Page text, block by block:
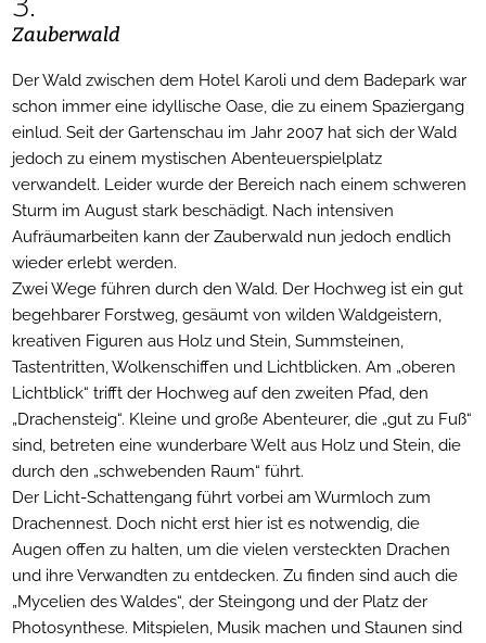
Zauberwald
Der Wald zwischen dem Hotel Karoli und dem Badepark war
schon immer eine idyllische Oase, die zu einem Spaziergang
einlud. Seit der Gartenschau im Jahr 2007 hat sich der Wald
jedoch zu einem mystischen Abenteuerspielplatz
verwandelt. Leider wurde der Bereich nach einem schweren
Sturm im August stark beschädigt. Nach intensiven
Aufräumarbeiten kann der Zauberwald nun jedoch endlich
wieder erlebt werden.
Zwei Wege führen durch den Wald. Der Hochweg ist ein gut
begehbarer Forstweg, gesäumt von wilden Waldgeistern,
kreativen Figuren aus Holz und Stein, Summsteinen,
Tastentritten, Wolkenschiffen und Lichtblicken. Am „oberen
Lichtblick“ trifft der Hochweg auf den zweiten Pfad, den
„Drachensteig“. Kleine und große Abenteurer, die „gut zu Fuß“
sind, betreten eine wunderbare Welt aus Holz und Stein, die
durch den „schwebenden Raum“ führt.
Der Licht-Schattengang führt vorbei am Wurmloch zum
Drachennest. Doch nicht erst hier ist es notwendig, die
Augen offen zu halten, um die vielen versteckten Drachen
und ihre Verwandten zu entdecken. Zu finden sind auch die
„Mycelien des Waldes“, der Steingong und der Platz der
Photosynthese. Mitspielen, Musik machen und Staunen sind